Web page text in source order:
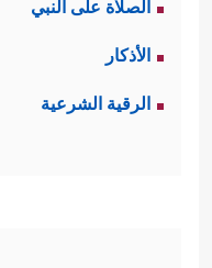
الصلاة على النبي
الأذكار
الرقية الشرعية